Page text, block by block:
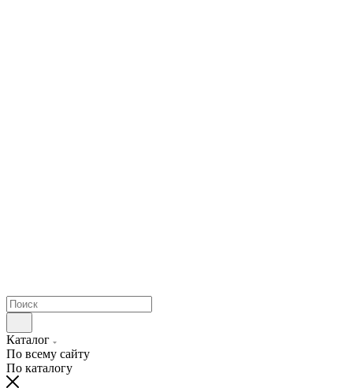
Каталог
По всему сайту
По каталогу